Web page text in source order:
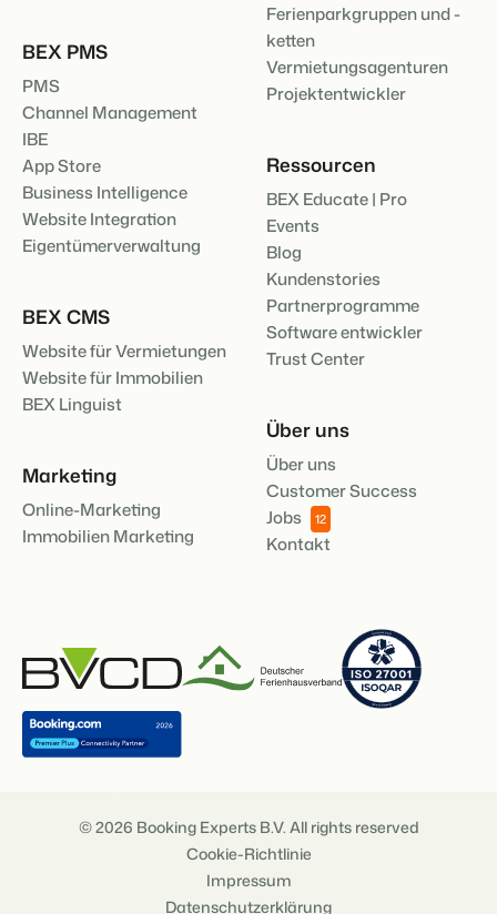
BEX PMS
PMS
Channel Management
IBE
App Store
Business Intelligence
Website Integration
Eigentümerverwaltung
BEX CMS
Website für Vermietungen
Website für Immobilien
BEX Linguist
Marketing
Online-Marketing
Immobilien Marketing
Ferienparkgruppen und -
ketten
Vermietungsagenturen
Projektentwickler
Ressourcen
BEX Educate | Pro
Events
Blog
Kundenstories
Partnerprogramme
Software entwickler
Trust Center
Über uns
Über uns
Customer Success
Jobs
12
Kontakt
© 2026 Booking Experts B.V. All rights reserved
Cookie-Richtlinie
Impressum
Datenschutzerklärung